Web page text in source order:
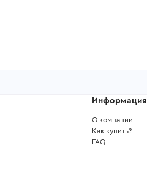
Информация
О компании
Как купить?
FAQ